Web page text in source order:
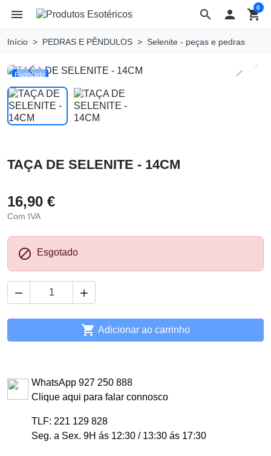
search
menu  shopping_cart
0
Início PEDRAS E PÊNDULOS Selenite - peças e pedras
EsgotadoPrevious Next
TAÇA DE SELENITE - 14CM
16,90 €
Com IVA
 Esgotado
 
 Adicionar ao carrinho
WhatsApp 927 250 888
Clique aqui para falar connosco
TLF: 221 129 828
Seg. a Sex. 9H ás 12:30 / 13:30 ás 17:30